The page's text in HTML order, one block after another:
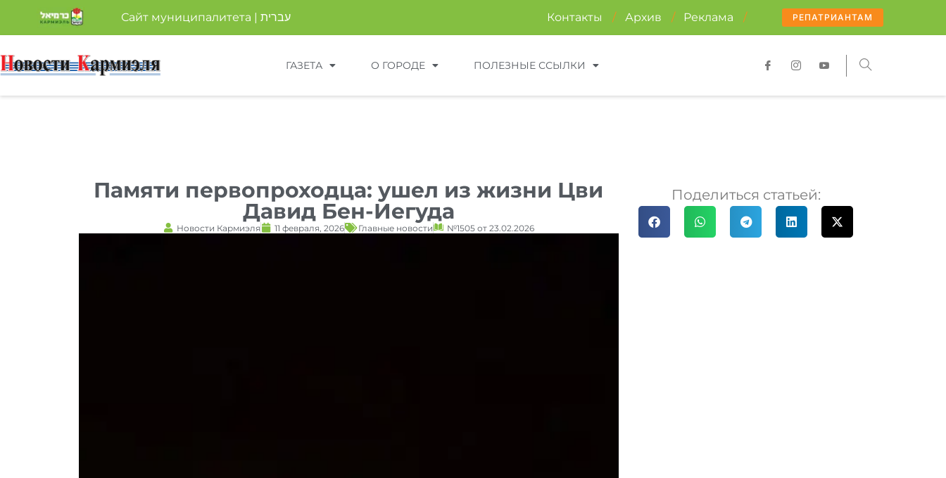
Сайт муниципалитета | עברית Контакты / Архив / Реклама / РЕПАТРИАНТАМ
ГАЗЕТА О ГОРОДЕ ПОЛЕЗНЫЕ ССЫЛКИ
Памяти первопроходца: ушел из жизни Цви
Давид Бен-Иегуда
Новости Кармиэля 11 февраля, 2026 Главные новости №1505 от 23.02.2026
Поделиться статьей: